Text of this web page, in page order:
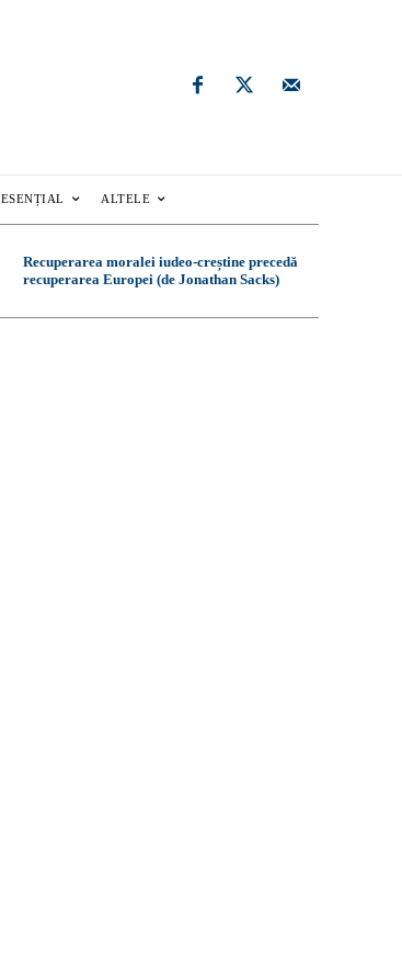
ESENȚIAL ALTELE
Recuperarea moralei iudeo-creștine precedă
recuperarea Europei (de Jonathan Sacks)